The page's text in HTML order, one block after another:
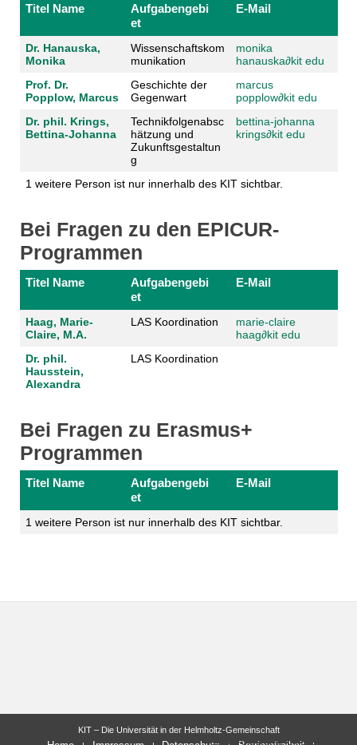
Titel Name
Aufgabengebi
et
E-Mail
Dr. Hanauska,
Monika
Wissenschaftskom
munikation
monika
hanauska∂kit edu
Prof. Dr.
Popplow, Marcus
Geschichte der
Gegenwart
marcus
popplow∂kit edu
Dr. phil. Krings,
Bettina-Johanna
Technikfolgenabsc
hätzung und
Zukunftsgestaltun
g
bettina-johanna
krings∂kit edu
1 weitere Person ist nur innerhalb des KIT sichtbar.
Bei Fragen zu den EPICUR-
Programmen
Titel Name
Aufgabengebi
et
E-Mail
Haag, Marie-
Claire, M.A.
LAS Koordination
marie-claire
haag∂kit edu
Dr. phil.
Hausstein,
Alexandra
LAS Koordination
Bei Fragen zu Erasmus+
Programmen
Titel Name
Aufgabengebi
et
E-Mail
1 weitere Person ist nur innerhalb des KIT sichtbar.
letzte Änderung: 04.12.2025
KIT – Die Universität in der Helmholtz-Gemeinschaft